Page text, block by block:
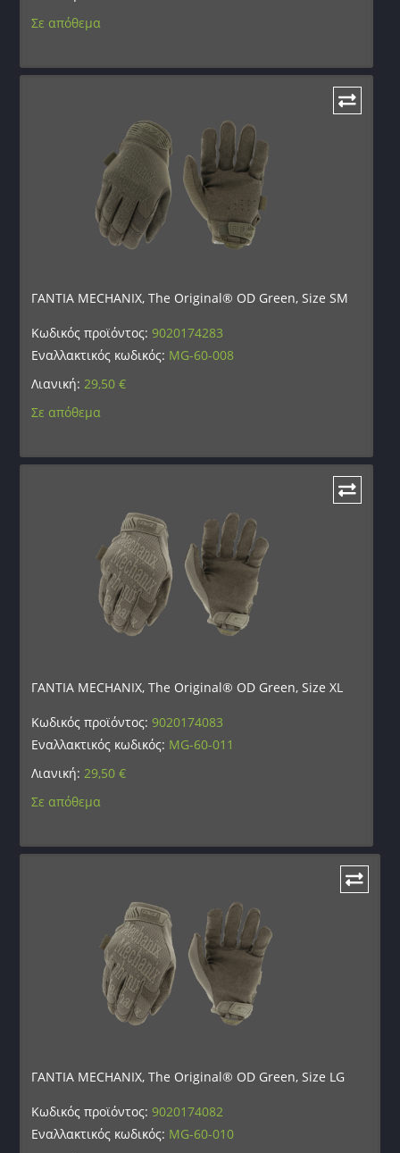
Σε απόθεμα
ΓΑΝΤΙΑ MECHANIX, The Original® OD Green, Size SM
Κωδικός προϊόντος:9020174283
Εναλλακτικός κωδικός: MG-60-008
Λιανική:29,50€
Σε απόθεμα
ΓΑΝΤΙΑ MECHANIX, The Original® OD Green, Size XL
Κωδικός προϊόντος:9020174083
Εναλλακτικός κωδικός: MG-60-011
Λιανική:29,50€
Σε απόθεμα
ΓΑΝΤΙΑ MECHANIX, The Original® OD Green, Size LG
Κωδικός προϊόντος:9020174082
Εναλλακτικός κωδικός: MG-60-010